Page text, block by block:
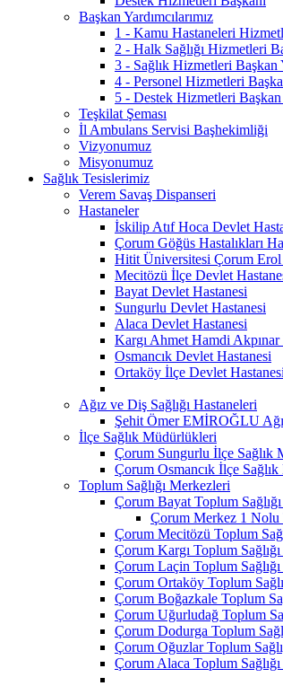
Başkan Yardımcılarımız
1 - Kamu Hastaneleri
2 - Halk Sağlığı Hizmetleri
3 - Sağlık Hizmetleri Başkan
4 - Personel Hizmetleri
5 - Destek Hizmetleri Başkan
Teşkilat Şeması
İl Ambulans Servisi Başhekimliği
Vizyonumuz
Misyonumuz
Sağlık Tesislerimiz
Verem Savaş Dispanseri
Hastaneler
İskilip Atıf Hoca Devlet
Çorum Göğüs Hastalıkları
Hitit Üniversitesi Çorum Erol
Mecitözü İlçe Devlet
Bayat Devlet Hastanesi
Sungurlu Devlet Hastanesi
Alaca Devlet Hastanesi
Kargı Ahmet Hamdi
Osmancık Devlet Hastanesi
Ortaköy İlçe Devlet Hastanesi
Ağız ve Diş Sağlığı Hastaneleri
Şehit Ömer EMİROĞLU
İlçe Sağlık Müdürlükleri
Çorum Sungurlu İlçe Sağlık
Çorum Osmancık İlçe
Toplum Sağlığı Merkezleri
Çorum Bayat Toplum
Çorum Merkez 1 Nolu
Çorum Mecitözü Toplum
Çorum Kargı Toplum
Çorum Laçin Toplum
Çorum Ortaköy Toplum
Çorum Boğazkale Toplum
Çorum Uğurludağ Toplum
Çorum Dodurga Toplum
Çorum Oğuzlar Toplum
Çorum Alaca Toplum